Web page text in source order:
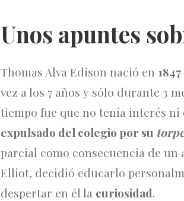
Unos apuntes
Thomas Alva Edison nació en 1847
vez a los 7 años y sólo durante 3
tiempo fue que no tenía interés
expulsado del colegio por su
parcial como consecuencia de un
Elliot, decidió educarlo
despertar en él la curiosidad.